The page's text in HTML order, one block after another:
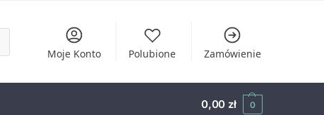
Moje Konto Polubione Zamówienie
0,00 zł 0